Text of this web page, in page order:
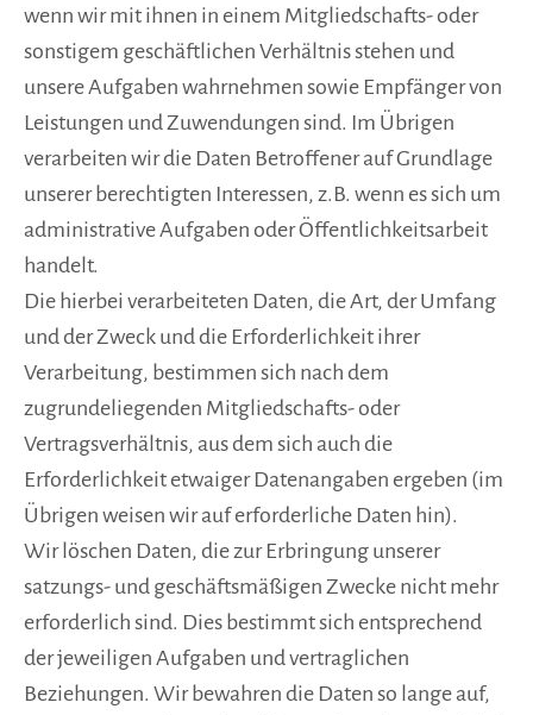
wenn wir mit ihnen in einem Mitgliedschafts- oder
sonstigem geschäftlichen Verhältnis stehen und
unsere Aufgaben wahrnehmen sowie Empfänger von
Leistungen und Zuwendungen sind. Im Übrigen
verarbeiten wir die Daten Betroffener auf Grundlage
unserer berechtigten Interessen, z.B. wenn es sich um
administrative Aufgaben oder Öffentlichkeitsarbeit
handelt.
Die hierbei verarbeiteten Daten, die Art, der Umfang
und der Zweck und die Erforderlichkeit ihrer
Verarbeitung, bestimmen sich nach dem
zugrundeliegenden Mitgliedschafts- oder
Vertragsverhältnis, aus dem sich auch die
Erforderlichkeit etwaiger Datenangaben ergeben (im
Übrigen weisen wir auf erforderliche Daten hin).
Wir löschen Daten, die zur Erbringung unserer
satzungs- und geschäftsmäßigen Zwecke nicht mehr
erforderlich sind. Dies bestimmt sich entsprechend
der jeweiligen Aufgaben und vertraglichen
Beziehungen. Wir bewahren die Daten so lange auf,